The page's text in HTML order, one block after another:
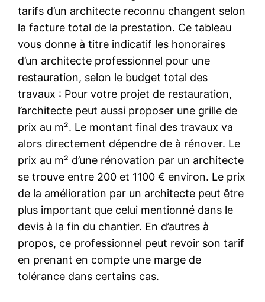
tarifs d’un architecte reconnu changent selon
la facture total de la prestation. Ce tableau
vous donne à titre indicatif les honoraires
d’un architecte professionnel pour une
restauration, selon le budget total des
travaux : Pour votre projet de restauration,
l’architecte peut aussi proposer une grille de
prix au m². Le montant final des travaux va
alors directement dépendre de à rénover. Le
prix au m² d’une rénovation par un architecte
se trouve entre 200 et 1100 € environ. Le prix
de la amélioration par un architecte peut être
plus important que celui mentionné dans le
devis à la fin du chantier. En d’autres à
propos, ce professionnel peut revoir son tarif
en prenant en compte une marge de
tolérance dans certains cas.